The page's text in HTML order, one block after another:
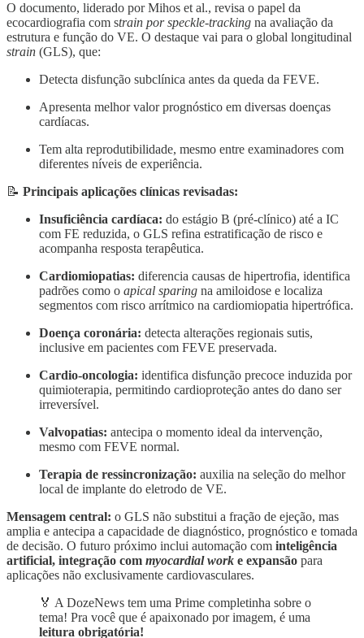
O documento, liderado por Mihos et al., revisa o papel da
ecocardiografia com strain por speckle-tracking na avaliação da
estrutura e função do VE. O destaque vai para o global longitudinal
strain (GLS), que:
Detecta disfunção subclínica antes da queda da FEVE.
Apresenta melhor valor prognóstico em diversas doenças
cardíacas.
Tem alta reprodutibilidade, mesmo entre examinadores com
diferentes níveis de experiência.
📝 Principais aplicações clínicas revisadas:
Insuficiência cardíaca: do estágio B (pré-clínico) até a IC
com FE reduzida, o GLS refina estratificação de risco e
acompanha resposta terapêutica.
Cardiomiopatias: diferencia causas de hipertrofia, identifica
padrões como o apical sparing na amiloidose e localiza
segmentos com risco arrítmico na cardiomiopatia hipertrófica.
Doença coronária: detecta alterações regionais sutis,
inclusive em pacientes com FEVE preservada.
Cardio-oncologia: identifica disfunção precoce induzida por
quimioterapia, permitindo cardioproteção antes do dano ser
irreversível.
Valvopatias: antecipa o momento ideal da intervenção,
mesmo com FEVE normal.
Terapia de ressincronização: auxilia na seleção do melhor
local de implante do eletrodo de VE.
Mensagem central: o GLS não substitui a fração de ejeção, mas
amplia e antecipa a capacidade de diagnóstico, prognóstico e tomada
de decisão. O futuro próximo inclui automação com inteligência
artificial, integração com myocardial work e expansão para
aplicações não exclusivamente cardiovasculares.
🏅 A DozeNews tem uma Prime completinha sobre o
tema! Pra você que é apaixonado por imagem, é uma
leitura obrigatória!